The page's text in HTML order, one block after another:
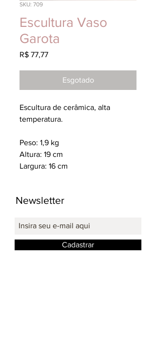
SKU: 709
Escultura Vaso
Garota
R$ 77,77Preço
Esgotado
Escultura de cerâmica, alta
temperatura.
Peso: 1,9 kg
Altura: 19 cm
Largura: 16 cm
Newsletter
Cadastrar